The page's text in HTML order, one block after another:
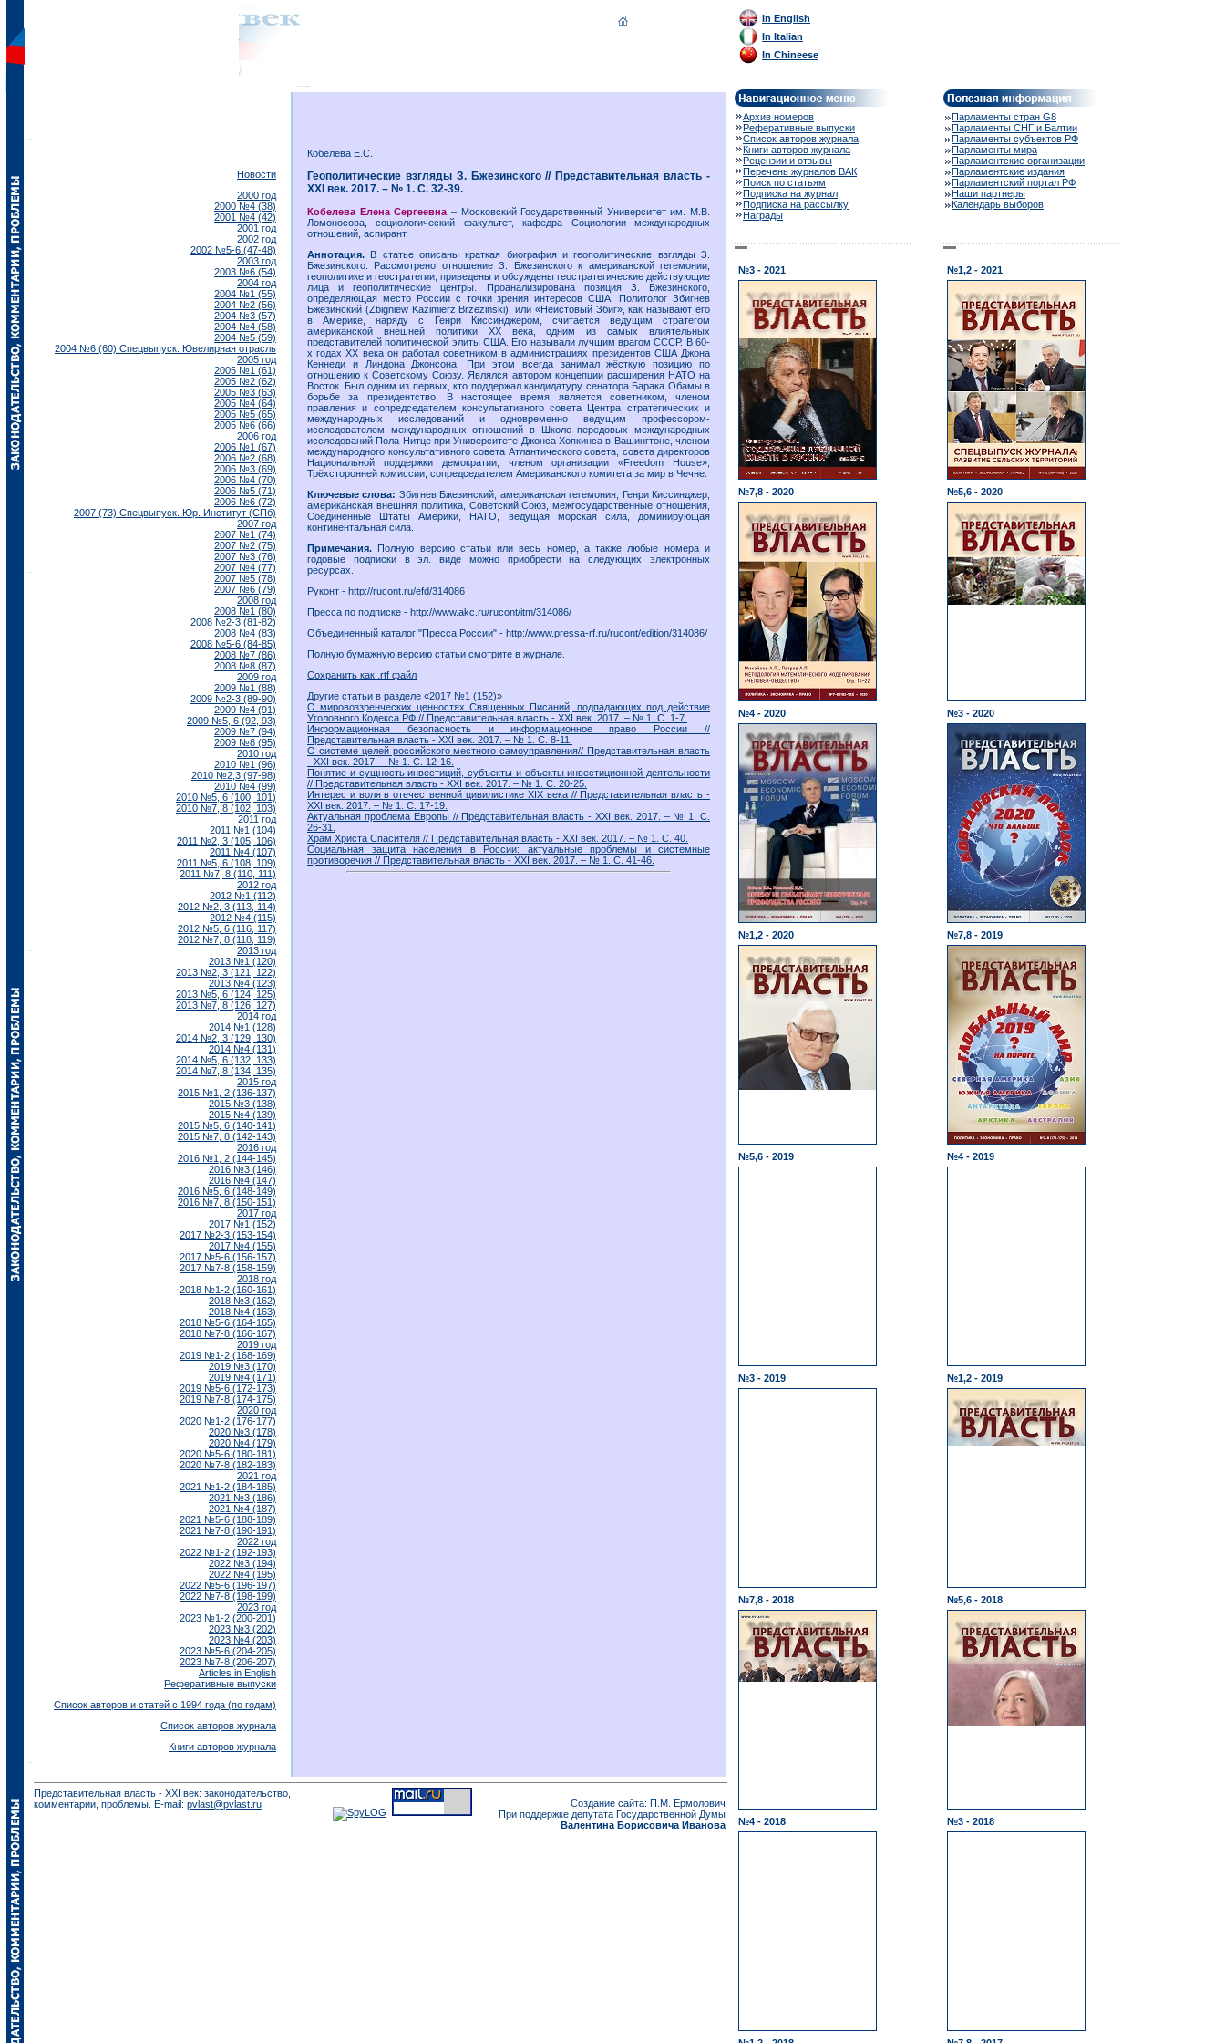
Новости
2000 год
2000 №4 (38)
2001 №4 (42)
2001 год
2002 год
2002 №5-6 (47-48)
2003 год
2003 №6 (54)
2004 год
2004 №1 (55)
2004 №2 (56)
2004 №3 (57)
2004 №4 (58)
2004 №5 (59)
2004 №6 (60) Спецвыпуск. Ювелирная отрасль
2005 год
2005 №1 (61)
2005 №2 (62)
2005 №3 (63)
2005 №4 (64)
2005 №5 (65)
2005 №6 (66)
2006 год
2006 №1 (67)
2006 №2 (68)
2006 №3 (69)
2006 №4 (70)
2006 №5 (71)
2006 №6 (72)
2007 (73) Спецвыпуск. Юр. Институт (СПб)
2007 год
2007 №1 (74)
2007 №2 (75)
2007 №3 (76)
2007 №4 (77)
2007 №5 (78)
2007 №6 (79)
2008 год
2008 №1 (80)
2008 №2-3 (81-82)
2008 №4 (83)
2008 №5-6 (84-85)
2008 №7 (86)
2008 №8 (87)
2009 год
2009 №1 (88)
2009 №2-3 (89-90)
2009 №4 (91)
2009 №5, 6 (92, 93)
2009 №7 (94)
2009 №8 (95)
2010 год
2010 №1 (96)
2010 №2,3 (97-98)
2010 №4 (99)
2010 №5, 6 (100, 101)
2010 №7, 8 (102, 103)
2011 год
2011 №1 (104)
2011 №2, 3 (105, 106)
2011 №4 (107)
2011 №5, 6 (108, 109)
2011 №7, 8 (110, 111)
2012 год
2012 №1 (112)
2012 №2, 3 (113, 114)
2012 №4 (115)
2012 №5, 6 (116, 117)
2012 №7, 8 (118, 119)
2013 год
2013 №1 (120)
2013 №2, 3 (121, 122)
2013 №4 (123)
2013 №5, 6 (124, 125)
2013 №7, 8 (126, 127)
2014 год
2014 №1 (128)
2014 №2, 3 (129, 130)
2014 №4 (131)
2014 №5, 6 (132, 133)
2014 №7, 8 (134, 135)
2015 год
2015 №1, 2 (136-137)
2015 №3 (138)
2015 №4 (139)
2015 №5, 6 (140-141)
2015 №7, 8 (142-143)
2016 год
2016 №1, 2 (144-145)
2016 №3 (146)
2016 №4 (147)
2016 №5, 6 (148-149)
2016 №7, 8 (150-151)
2017 год
2017 №1 (152)
2017 №2-3 (153-154)
2017 №4 (155)
2017 №5-6 (156-157)
2017 №7-8 (158-159)
2018 год
2018 №1-2 (160-161)
2018 №3 (162)
2018 №4 (163)
2018 №5-6 (164-165)
2018 №7-8 (166-167)
2019 год
2019 №1-2 (168-169)
2019 №3 (170)
2019 №4 (171)
2019 №5-6 (172-173)
2019 №7-8 (174-175)
2020 год
2020 №1-2 (176-177)
2020 №3 (178)
2020 №4 (179)
2020 №5-6 (180-181)
2020 №7-8 (182-183)
2021 год
2021 №1-2 (184-185)
2021 №3 (186)
2021 №4 (187)
2021 №5-6 (188-189)
2021 №7-8 (190-191)
2022 год
2022 №1-2 (192-193)
2022 №3 (194)
2022 №4 (195)
2022 №5-6 (196-197)
2022 №7-8 (198-199)
2023 год
2023 №1-2 (200-201)
2023 №3 (202)
2023 №4 (203)
2023 №5-6 (204-205)
2023 №7-8 (206-207)
Articles in English
Реферативные выпуски
Список авторов и статей с 1994 года (по годам)
Список авторов журнала
Книги авторов журнала
Кобелева Е.С.
Геополитические взгляды З. Бжезинского // Представительная власть -
ХХI век. 2017. – № 1. С. 32-39.
Кобелева Елена Сергеевна – Московский Государственный Университет им. М.В.
Ломоносова, социологический факультет, кафедра Социологии международных
отношений, аспирант.
Аннотация. В статье описаны краткая биография и геополитические взгляды З.
Бжезинского. Рассмотрено отношение З. Бжезинского к американской гегемонии,
геополитике и геостратегии, приведены и обсуждены геостратегические действующие
лица и геополитические центры. Проанализирована позиция З. Бжезинского,
определяющая место России с точки зрения интересов США. Политолог Збигнев
Бжезинский (Zbigniew Kazimierz Brzezinski), или «Неистовый Збиг», как называют его
в Америке, наряду с Генри Киссинджером, считается ведущим стратегом
американской внешней политики XX века, одним из самых влиятельных
представителей политической элиты США. Его называли лучшим врагом СССР. В 60-
х годах ХХ века он работал советником в администрациях президентов США Джона
Кеннеди и Линдона Джонсона. При этом всегда занимал жёсткую позицию по
отношению к Советскому Союзу. Являлся автором концепции расширения НАТО на
Восток. Был одним из первых, кто поддержал кандидатуру сенатора Барака Обамы в
борьбе за президентство. В настоящее время является советником, членом
правления и сопредседателем консультативного совета Центра стратегических и
международных исследований и одновременно ведущим профессором-
исследователем международных отношений в Школе передовых международных
исследований Пола Нитце при Университете Джонса Хопкинса в Вашингтоне, членом
международного консультативного совета Атлантического совета, совета директоров
Национальной поддержки демократии, членом организации «Freedom House»,
Трёхсторонней комиссии, сопредседателем Американского комитета за мир в Чечне.
Ключевые слова: Збигнев Бжезинский, американская гегемония, Генри Киссинджер,
американская внешняя политика, Советский Союз, межгосударственные отношения,
Соединённые Штаты Америки, НАТО, ведущая морская сила, доминирующая
континентальная сила.
Примечания. Полную версию статьи или весь номер, а также любые номера и
годовые подписки в эл. виде можно приобрести на следующих электронных
ресурсах.
Руконт - http://rucont.ru/efd/314086
Пресса по подписке - http://www.akc.ru/rucont/itm/314086/
Объединенный каталог "Пресса России" - http://www.pressa-rf.ru/rucont/edition/314086/
Полную бумажную версию статьи смотрите в журнале.
Сохранить как .rtf файл
Другие статьи в разделе «2017 №1 (152)»
О мировоззренческих ценностях Священных Писаний, подпадающих под действие
Уголовного Кодекса РФ // Представительная власть - ХХI век. 2017. – № 1. С. 1-7.
Информационная безопасность и информационное право России //
Представительная власть - ХХI век. 2017. – № 1. С. 8-11.
О системе целей российского местного самоуправления// Представительная власть
- ХХI век. 2017. – № 1. С. 12-16.
Понятие и сущность инвестиций, субъекты и объекты инвестиционной деятельности
// Представительная власть - ХХI век. 2017. – № 1. С. 20-25.
Интерес и воля в отечественной цивилистике XIX века // Представительная власть -
ХХI век. 2017. – № 1. С. 17-19.
Актуальная проблема Европы // Представительная власть - ХХI век. 2017. – № 1. С.
26-31.
Храм Христа Спасителя // Представительная власть - ХХI век. 2017. – № 1. С. 40.
Социальная защита населения в России: актуальные проблемы и системные
противоречия // Представительная власть - ХХI век. 2017. – № 1. С. 41-46.
Представительная власть - XXI век: законодательство,
комментарии, проблемы. E-mail: pvlast@pvlast.ru
Создание сайта: П.М. Ермолович
При поддержке депутата Государственной Думы
Валентина Борисовича Иванова
In English
In Italian
In Chineese
Архив номеров
Реферативные выпуски
Список авторов журнала
Книги авторов журнала
Рецензии и отзывы
Перечень журналов ВАК
Поиск по статьям
Подписка на журнал
Подписка на рассылку
Награды
Парламенты стран G8
Парламенты СНГ и Балтии
Парламенты субъектов РФ
Парламенты мира
Парламентские организации
Парламентские издания
Парламентский портал РФ
Наши партнеры
Календарь выборов
№3 - 2021 №1,2 - 2021
№7,8 - 2020 №5,6 - 2020
№4 - 2020 №3 - 2020
№1,2 - 2020 №7,8 - 2019
№5,6 - 2019 №4 - 2019
№3 - 2019 №1,2 - 2019
№7,8 - 2018 №5,6 - 2018
№4 - 2018 №3 - 2018